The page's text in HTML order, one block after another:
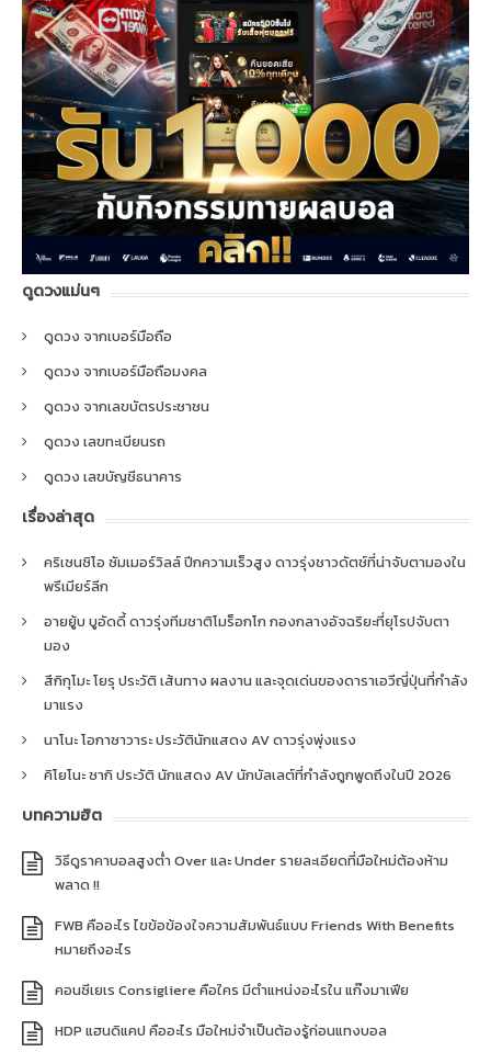
ดูดวงแม่นๆ
ดูดวง จากเบอร์มือถือ
ดูดวง จากเบอร์มือถือมงคล
ดูดวง จากเลขบัตรประชาชน
ดูดวง เลขทะเบียนรถ
ดูดวง เลขบัญชีธนาคาร
เรื่องล่าสุด
คริเซนซิโอ ซัมเมอร์วิลล์ ปีกความเร็วสูง ดาวรุ่งชาวดัตช์ที่น่าจับตามองใน
พรีเมียร์ลีก
อายยู้บ บูอัดดี้ ดาวรุ่งทีมชาติโมร็อกโก กองกลางอัจฉริยะที่ยุโรปจับตา
มอง
สึกิกุโมะ โยรุ ประวัติ เส้นทาง ผลงาน และจุดเด่นของดาราเอวีญี่ปุ่นที่กำลัง
มาแรง
นาโนะ โอกาซาวาระ ประวัตินักแสดง AV ดาวรุ่งพุ่งแรง
คิโยโนะ ซากิ ประวัติ นักแสดง AV นักบัลเลต์ที่กำลังถูกพูดถึงในปี 2026
บทความฮิต
วิธีดูราคาบอลสูงต่ำ Over และ Under รายละเอียดที่มือใหม่ต้องห้าม
พลาด !!
FWB คืออะไร ไขข้อข้องใจความสัมพันธ์แบบ Friends With Benefits
หมายถึงอะไร
คอนซีเยเร Consigliere คือใคร มีตำแหน่งอะไรใน แก๊งมาเฟีย
HDP แฮนดิแคป คืออะไร มือใหม่จำเป็นต้องรู้ก่อนแทงบอล